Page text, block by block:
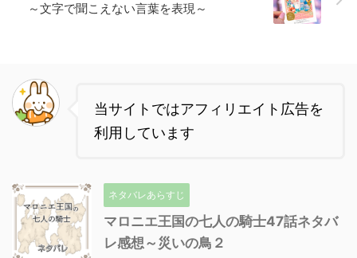
～文字で聞こえない言葉を表現～
当サイトではアフィリエイト広告を
利用しています
ネタバレあらすじ
マロニエ王国の七人の騎士47話ネタバ
レ感想～災いの鳥２